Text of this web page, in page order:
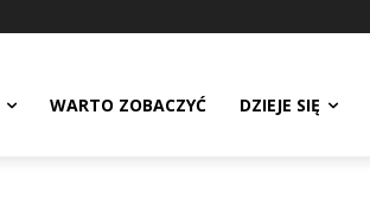
WARTO ZOBACZYĆ DZIEJE SIĘ